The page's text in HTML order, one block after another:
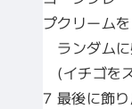
プクリームを
ランダムに
(イチゴを
7 最後に飾